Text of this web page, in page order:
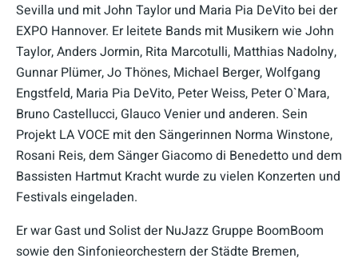
Sevilla und mit John Taylor und Maria Pia DeVito bei der
EXPO Hannover. Er leitete Bands mit Musikern wie John
Taylor, Anders Jormin, Rita Marcotulli, Matthias Nadolny,
Gunnar Plümer, Jo Thönes, Michael Berger, Wolfgang
Engstfeld, Maria Pia DeVito, Peter Weiss, Peter O`Mara,
Bruno Castellucci, Glauco Venier und anderen. Sein
Projekt LA VOCE mit den Sängerinnen Norma Winstone,
Rosani Reis, dem Sänger Giacomo di Benedetto und dem
Bassisten Hartmut Kracht wurde zu vielen Konzerten und
Festivals eingeladen.
Er war Gast und Solist der NuJazz Gruppe BoomBoom
sowie den Sinfonieorchestern der Städte Bremen,